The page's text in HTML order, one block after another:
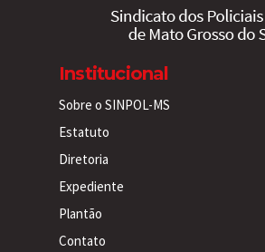
Institucional
Sobre o SINPOL-MS
Estatuto
Diretoria
Expediente
Plantão
Contato